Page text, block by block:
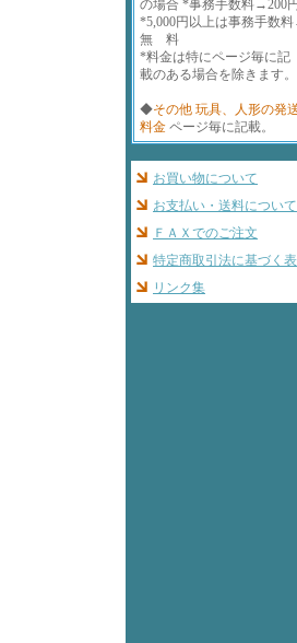
の場合 *事務手数料→200円
*5,000円以上は事務手数
無 料
*料金は特にページ毎に記
載のある場合を除きます。
◆その他 玩具、人形の発
料金 ページ毎に記載。
お買い物について
お支払い・送料について
ＦＡＸでのご注文
特定商取引法に基づく
リンク集